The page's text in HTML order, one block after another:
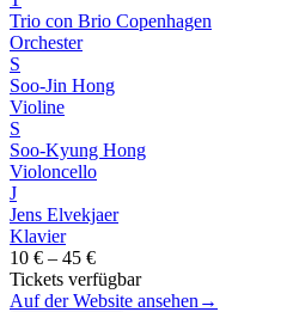
Trio con Brio Copenhagen
Orchester
S
Soo-Jin Hong
Violine
S
Soo-Kyung Hong
Violoncello
J
Jens Elvekjaer
Klavier
10 € – 45 €
Tickets verfügbar
Auf der Website ansehen →